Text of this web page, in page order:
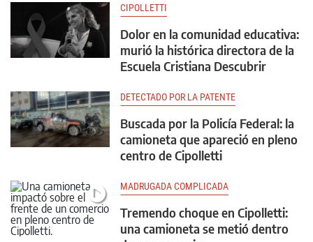
CIPOLLETTI
Dolor en la comunidad educativa:
murió la histórica directora de la
Escuela Cristiana Descubrir
DETECTADO POR LA PATENTE
Buscada por la Policía Federal: la
camioneta que apareció en pleno
centro de Cipolletti
MADRUGADA COMPLICADA
Tremendo choque en Cipolletti:
una camioneta se metió dentro